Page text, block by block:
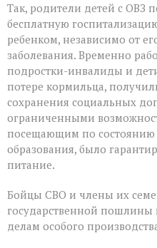
Так, родители детей с ОВЗ
бесплатную
ребенком, независимо от
заболевания. Временно
подростки-инвалиды и
потере кормильца,
сохранения социальных
ограниченными
посещающим по состоянию
образования, было
питание.
Бойцы СВО и члены их
государственной
делам особого